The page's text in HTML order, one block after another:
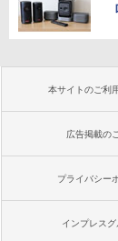
本サイトのご利
広告掲載の
プライバシー
インプレス